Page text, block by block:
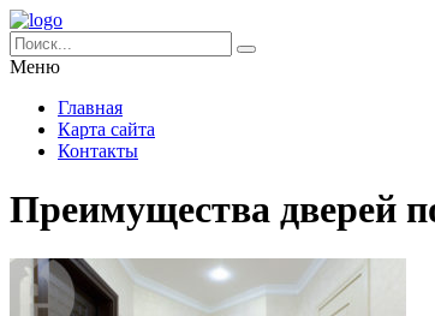
Меню
Главная
Карта сайта
Контакты
Преимущества дверей